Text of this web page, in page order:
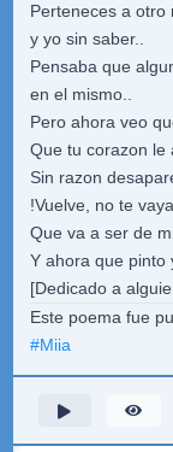
Perteneces a otro
y yo sin saber..
Pensaba que
en el mismo..
Pero ahora veo
Que tu corazon le
Sin razon
!Vuelve, no te
Que va a ser de
Y ahora que pinto
[Dedicado a
Este poema fue
#Miia